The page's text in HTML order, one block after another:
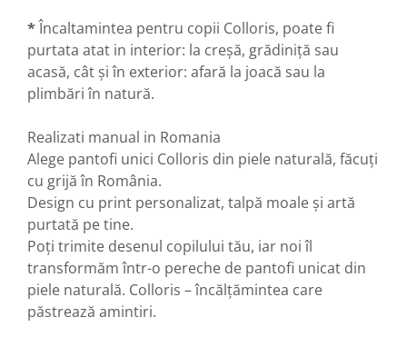
*Încaltamintea pentru copii Colloris, poate fi
purtata atat in interior: la creșă, grădiniță sau
acasă, cât și în exterior: afară la joacă sau la
plimbări în natură.
Realizati manual in Romania
Alege pantofi unici Colloris din piele naturală, făcuți
cu grijă în România.
Design cu print personalizat, talpă moale și artă
purtată pe tine.
Poți trimite desenul copilului tău, iar noi îl
transformăm într-o pereche de pantofi unicat din
piele naturală. Colloris – încălțămintea care
păstrează amintiri.